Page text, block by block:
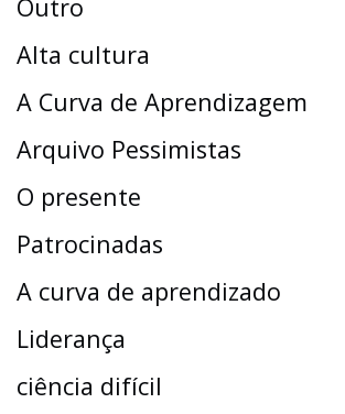
Outro
Alta cultura
A Curva de Aprendizagem
Arquivo Pessimistas
O presente
Patrocinadas
A curva de aprendizado
Liderança
ciência difícil